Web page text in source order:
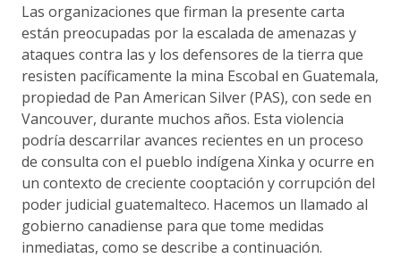
Las organizaciones que firman la presente carta
están preocupadas por la escalada de amenazas y
ataques contra las y los defensores de la tierra que
resisten pacíficamente la mina Escobal en Guatemala,
propiedad de Pan American Silver (PAS), con sede en
Vancouver, durante muchos años. Esta violencia
podría descarrilar avances recientes en un proceso
de consulta con el pueblo indígena Xinka y ocurre en
un contexto de creciente cooptación y corrupción del
poder judicial guatemalteco. Hacemos un llamado al
gobierno canadiense para que tome medidas
inmediatas, como se describe a continuación.